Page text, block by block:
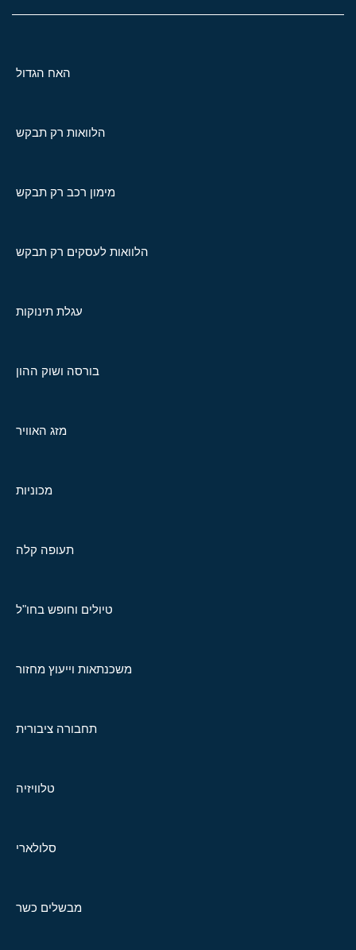
האח הגדול
הלוואות רק תבקש
מימון רכב רק תבקש
הלוואות לעסקים רק תבקש
עגלת תינוקות
בורסה ושוק ההון
מזג האוויר
מכוניות
תעופה קלה
טיולים וחופש בחו"ל
משכנתאות וייעוץ מחזור
תחבורה ציבורית
טלוויזיה
סלולארי
מבשלים כשר